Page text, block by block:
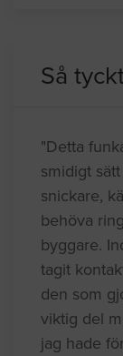
Så
"Detta
smidigt
snickare,
behöva
byggare.
tagit
den som
viktig del
jag hade